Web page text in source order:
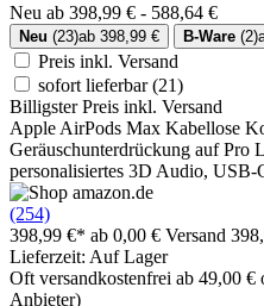
Neu ab 398,99 € - 588,64 €
Neu (23)ab 398,99 € B-Ware (2)
Preis inkl. Versand
sofort lieferbar(21)
Billigster Preis inkl. Versand
Apple AirPods Max Kabellose
Geräuschunterdrückung auf Pro
personalisiertes 3D Audio, USB-
(254)
398,99 €* ab 0,00 € Versand
Lieferzeit: Auf Lager
Oft versandkostenfrei ab 49,00 €
Anbieter)